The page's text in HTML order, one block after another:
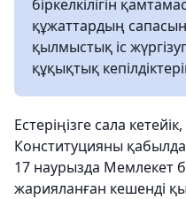
біркелкілігін
құжаттардың
қылмыстық іс
құқықтық
Естеріңізге сала
Конституцияны
17 наурызда Мемлекет
жарияланған кешенді